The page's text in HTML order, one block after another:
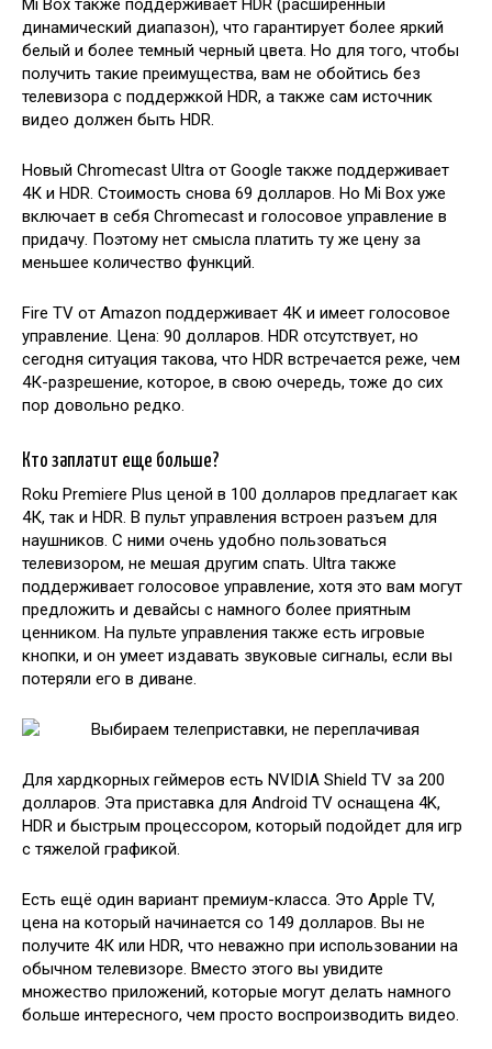
Mi Box также поддерживает HDR (расширенный
динамический диапазон), что гарантирует более яркий
белый и более темный черный цвета. Но для того, чтобы
получить такие преимущества, вам не обойтись без
телевизора с поддержкой HDR, а также сам источник
видео должен быть HDR.
Новый Chromecast Ultra от Google также поддерживает
4К и HDR. Стоимость снова 69 долларов. Но Mi Box уже
включает в себя Chromecast и голосовое управление в
придачу. Поэтому нет смысла платить ту же цену за
меньшее количество функций.
Fire TV от Amazon поддерживает 4К и имеет голосовое
управление. Цена: 90 долларов. HDR отсутствует, но
сегодня ситуация такова, что HDR встречается реже, чем
4К-разрешение, которое, в свою очередь, тоже до сих
пор довольно редко.
Кто заплатит еще больше?
Roku Premiere Plus ценой в 100 долларов предлагает как
4К, так и HDR. В пульт управления встроен разъем для
наушников. С ними очень удобно пользоваться
телевизором, не мешая другим спать. Ultra также
поддерживает голосовое управление, хотя это вам могут
предложить и девайсы с намного более приятным
ценником. На пульте управления также есть игровые
кнопки, и он умеет издавать звуковые сигналы, если вы
потеряли его в диване.
Для хардкорных геймеров есть NVIDIA Shield TV за 200
долларов. Эта приставка для Android TV оснащена 4K,
HDR и быстрым процессором, который подойдет для игр
с тяжелой графикой.
Есть ещё один вариант премиум-класса. Это Apple TV,
цена на который начинается со 149 долларов. Вы не
получите 4К или HDR, что неважно при использовании на
обычном телевизоре. Вместо этого вы увидите
множество приложений, которые могут делать намного
больше интересного, чем просто воспроизводить видео.